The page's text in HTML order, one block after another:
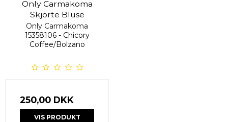
Only Carmakoma
Skjorte Bluse
Only Carmakoma
15358106 - Chicory
Coffee/Bolzano
250,00 DKK
VIS PRODUKT